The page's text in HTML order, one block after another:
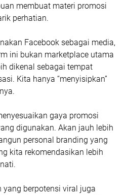
membuat materi promosi
perhatian.
Facebook sebagai media,
ini bukan marketplace utama
dikenal sebagai tempat
Kita hanya “menyisipkan”
gaya promosi
digunakan. Akan jauh lebih
personal branding yang
kita rekomendasikan lebih
yang berpotensi viral juga